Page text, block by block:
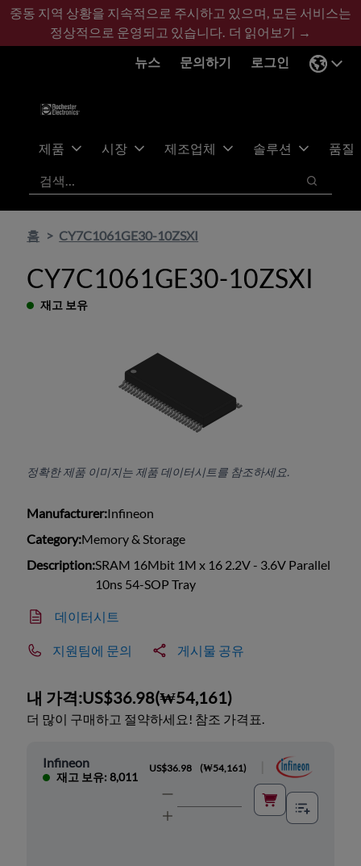
기
콘
바
글
중동 지역 상황을 지속적으로 주시하고 있으며, 모든 서비스는
정상적으로 운영되고 있습니다. 더 읽어보기 →
뉴스
문의하기 로그인
제품 시장 제조업체 솔루션
품질
검색
검색
홈 CY7C1061GE30-10ZSXI
CY7C1061GE30-10ZSXI
재고 보유
정확한 제품 이미지는 제품 데이터시트를 참조하세요.
Manufacturer:Infineon
Category:Memory & Storage
Description:SRAM 16Mbit 1M x 16 2.2V - 3.6V Parallel
10ns 54-SOP Tray
데이터시트
지원팀에 문의 게시물 공유
내 가격:US$36.98(₩54,161)
더 많이 구매하고 절약하세요! 참조 가격표.
Infineon
재고 보유: 8,011
US$36.98 (₩54,161)